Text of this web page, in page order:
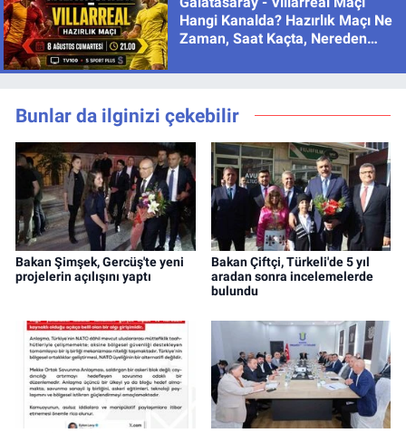
Hangi Kanalda? Hazırlık Maçı Ne
Zaman, Saat Kaçta, Nereden
Bunlar da ilginizi çekebilir
Bakan Şimşek, Gercüş'te yeni
projelerin açılışını yaptı
Bakan Çiftçi, Türkeli'de 5 yıl
aradan sonra incelemelerde
bulundu